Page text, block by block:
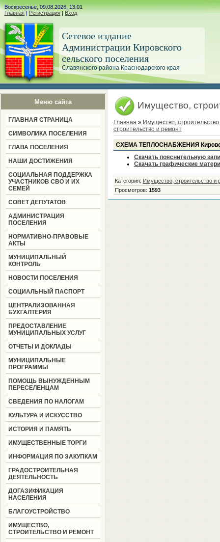
Воскресенье, 09.08.2026, 13:01
Главная | Регистрация | Вход
Сетевое издание
Администрации Кировского
сельского поселения
Славянского района Краснодарского края
Меню сайта
ГЛАВНАЯ СТРАНИЦА
СИМВОЛИКА ПОСЕЛЕНИЯ
ГЛАВА ПОСЕЛЕНИЯ
НАШИ ДОСТИЖЕНИЯ
СОЦИАЛЬНАЯ ПОДДЕРЖКА
УЧАСТНИКОВ СВО И ИХ
СЕМЕЙ
СОВЕТ ДЕПУТАТОВ
АДМИНИСТРАЦИЯ
ПОСЕЛЕНИЯ
НОРМАТИВНО-ПРАВОВЫЕ
АКТЫ
МУНИЦИПАЛЬНЫЙ
КОНТРОЛЬ
НОВОСТИ ПОСЕЛЕНИЯ
СОЦИАЛЬНЫЙ ПАСПОРТ
ЦЕНТРАЛИЗОВАННАЯ
БУХГАЛТЕРИЯ
ПРЕДОСТАВЛЕНИЕ
МУНИЦИПАЛЬНЫХ УСЛУГ
ОТЧЕТЫ И ДОКЛАДЫ
МУНИЦИПАЛЬНЫЕ
ПРОГРАММЫ
ПОМОЩЬ ВЫНУЖДЕННЫМ
ПЕРЕСЕЛЕНЦАМ
СВЕДЕНИЯ ПО НАЛОГАМ
КУЛЬТУРА И ИСКУССТВО
ИСТОРИЯ И ПАМЯТЬ
ИМУЩЕСТВЕННЫЕ ТОРГИ
ИНФОРМАЦИЯ ПО ЗАКУПКАМ
ГРАДОСТРОИТЕЛЬНАЯ
ДЕЯТЕЛЬНОСТЬ
ДОГАЗИФИКАЦИЯ
НАСЕЛЕНИЯ
БЛАГОУСТРОЙСТВО
ИМУЩЕСТВО,
СТРОИТЕЛЬСТВО И РЕМОНТ
Имущество,
Главная » Имущество,
строительство и ремонт
СХЕМА ТЕПЛОСНАБЖЕНИЯ
Скачать пояснительную
Скачать графические
Категория: Имущество, строительство и
Просмотров: 1593